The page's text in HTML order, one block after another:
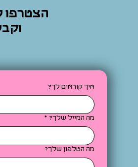
הצטרפו
וקבלו
איך קוראים לך?
מה המייל שלך? *
מה הטלפון שלך?